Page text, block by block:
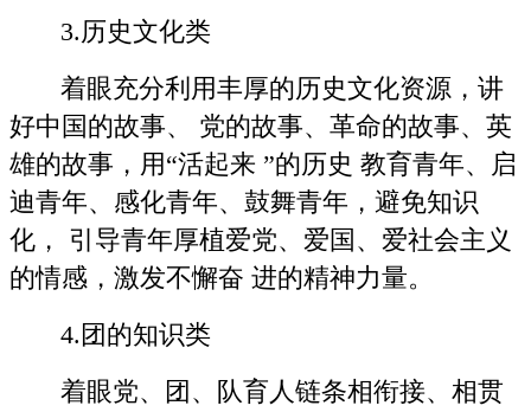
3.历史文化类
着眼充分利用丰厚的历史文化资源，讲
好中国的故事、 党的故事、革命的故事、英
雄的故事，用“活起来 ”的历史 教育青年、启
迪青年、感化青年、鼓舞青年，避免知识
化， 引导青年厚植爱党、爱国、爱社会主义
的情感，激发不懈奋 进的精神力量。
4.团的知识类
着眼党、团、队育人链条相衔接、相贯